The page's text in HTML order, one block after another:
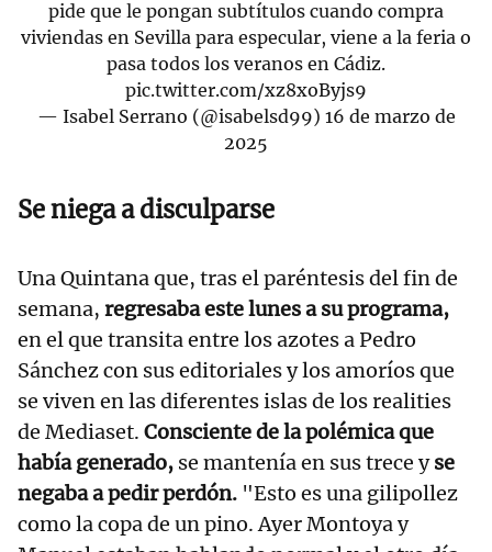
pide que le pongan subtítulos cuando compra
viviendas en Sevilla para especular, viene a la feria o
pasa todos los veranos en Cádiz.
pic.twitter.com/xz8xoByjs9
— Isabel Serrano (@isabelsd99) 16 de marzo de
2025
Se niega a disculparse
Una Quintana que, tras el paréntesis del fin de
semana, regresaba este lunes a su programa,
en el que transita entre los azotes a Pedro
Sánchez con sus editoriales y los amoríos que
se viven en las diferentes islas de los realities
de Mediaset. Consciente de la polémica que
había generado, se mantenía en sus trece yse
negaba a pedir perdón. "Esto es una gilipollez
como la copa de un pino. Ayer Montoya y